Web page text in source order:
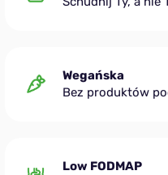
Wegańska
Bez produktów
Low FODMAP